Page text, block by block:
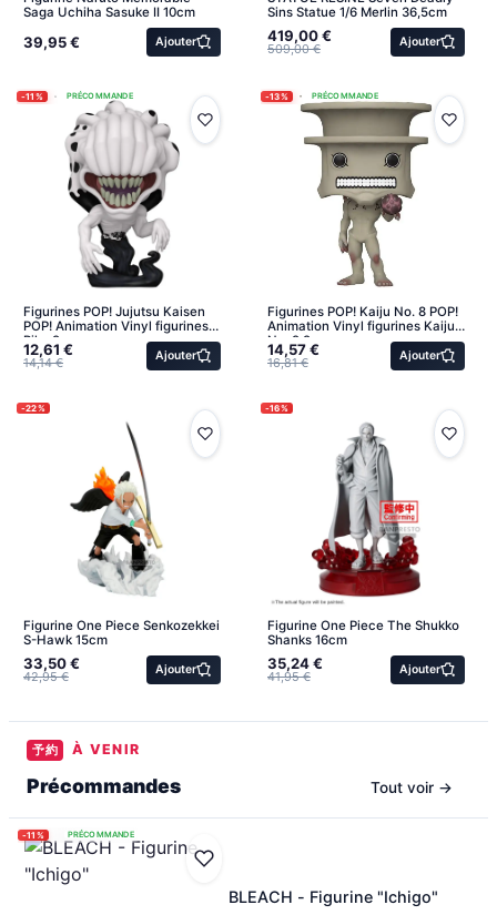
Saga Uchiha Sasuke II 10cm
39,95 € Ajouter
Sins Statue 1/6 Merlin 36,5cm
419,00 €
509,00 € Ajouter
-11% PRÉCOMMANDE
Figurines POP! Jujutsu Kaisen
POP! Animation Vinyl figurines
Rika 9 cm
12,61 €
14,14 € Ajouter
-13% PRÉCOMMANDE
Figurines POP! Kaiju No. 8 POP!
Animation Vinyl figurines Kaiju
No. 9 9 cm
14,57 €
16,81 € Ajouter
-22%
Figurine One Piece Senkozekkei
S-Hawk 15cm
33,50 €
42,95 € Ajouter
-16%
Figurine One Piece The Shukko
Shanks 16cm
35,24 €
41,95 € Ajouter
予約 À VENIR
Précommandes Tout voir →
-11% PRÉCOMMANDE
BLEACH - Figurine "Ichigo"